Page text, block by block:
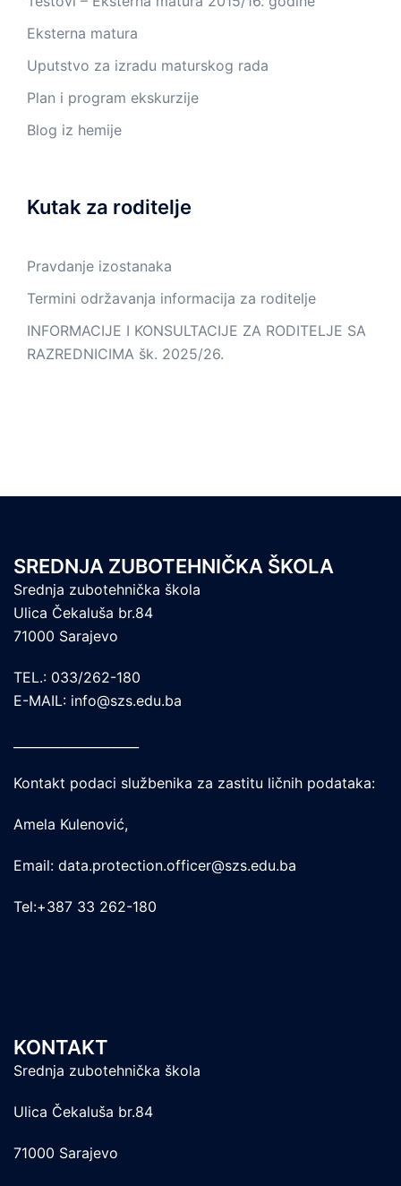
Eksterna matura
Uputstvo za izradu maturskog rada
Plan i program ekskurzije
Blog iz hemije
Kutak za roditelje
Pravdanje izostanaka
Termini održavanja informacija za roditelje
INFORMACIJE I KONSULTACIJE ZA RODITELJE SA
RAZREDNICIMA šk. 2025/26.
SREDNJA ZUBOTEHNIČKA ŠKOLA
Srednja zubotehnička škola
Ulica Čekaluša br.84
71000 Sarajevo
TEL.: 033/262-180
E-MAIL: info@szs.edu.ba
Kontakt podaci službenika za zastitu ličnih podataka:
Amela Kulenović,
Email: data.protection.officer@szs.edu.ba
Tel:+387 33 262-180
KONTAKT
Srednja zubotehnička škola
Ulica Čekaluša br.84
71000 Sarajevo